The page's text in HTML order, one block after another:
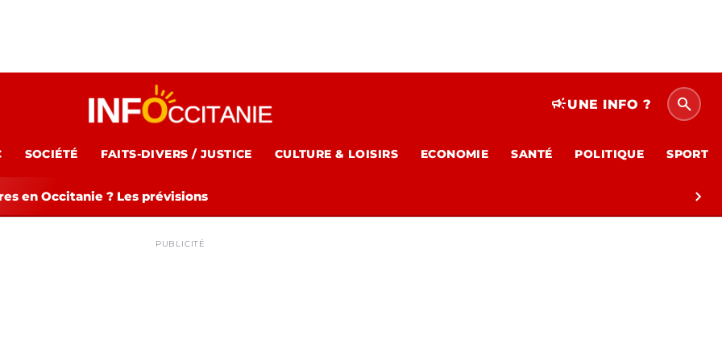
campaignUNE INFO ? search
SOCIÉTÉ FAITS-DIVERS / JUSTICE CULTURE & LOISIRS ECONOMIE SANTÉ POLITIQUE SPORT
en Occitanie ? Les prévisions chevron_right
PUBLICITÉ